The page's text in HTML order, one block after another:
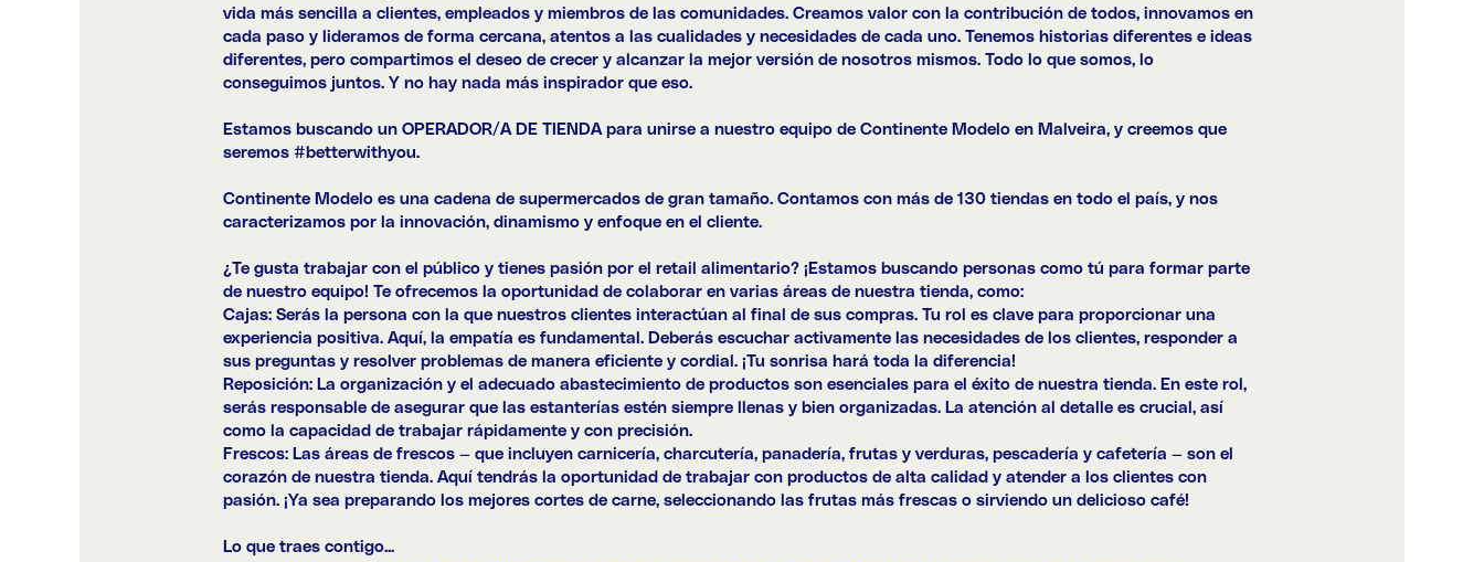
vida más sencilla a clientes, empleados y miembros de las comunidades. Creamos valor con la contribución de todos, innovamos en
cada paso y lideramos de forma cercana, atentos a las cualidades y necesidades de cada uno. Tenemos historias diferentes e ideas
diferentes, pero compartimos el deseo de crecer y alcanzar la mejor versión de nosotros mismos. Todo lo que somos, lo
conseguimos juntos. Y no hay nada más inspirador que eso.
Estamos buscando un OPERADOR/A DE TIENDApara unirse a nuestro equipo de Continente Modelo en Malveira, y creemos que
seremos # betterwithyou.
Continente Modelo es una cadena de supermercados de gran tamaño. Contamos con más de 130 tiendas en todo el país, y nos
caracterizamos por la innovación, dinamismo y enfoque en el cliente.
¿Te gusta trabajar con el público y tienes pasión por el retail alimentario? ¡Estamos buscando personas como tú para formar parte
de nuestro equipo! Te ofrecemos la oportunidad de colaborar en varias áreas de nuestra tienda, como:
Cajas: Serás la persona con la que nuestros clientes interactúan al final de sus compras. Tu rol es clave para proporcionar una
experiencia positiva. Aquí, la empatía es fundamental. Deberás escuchar activamente las necesidades de los clientes, responder a
sus preguntas y resolver problemas de manera eficiente y cordial. ¡Tu sonrisa hará toda la diferencia!
Reposición: La organización y el adecuado abastecimiento de productos son esenciales para el éxito de nuestra tienda. En este rol,
serás responsable de asegurar que las estanterías estén siempre llenas y bien organizadas. La atención al detalle es crucial, así
como la capacidad de trabajar rápidamente y con precisión.
Frescos: Las áreas de frescos — que incluyen carnicería, charcutería, panadería, frutas y verduras, pescadería y cafetería — son el
corazón de nuestra tienda. Aquí tendrás la oportunidad de trabajar con productos de alta calidad y atender a los clientes con
pasión. ¡Ya sea preparando los mejores cortes de carne, seleccionando las frutas más frescas o sirviendo un delicioso café!
Lo que traes contigo...